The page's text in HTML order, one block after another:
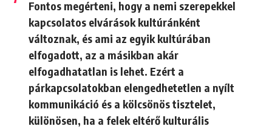
Fontos megérteni, hogy a nemi szerepekkel
kapcsolatos elvárások kultúránként
változnak, és ami az egyik kultúrában
elfogadott, az a másikban akár
elfogadhatatlan is lehet. Ezért a
párkapcsolatokban elengedhetetlen a nyílt
kommunikáció és a kölcsönös tisztelet,
különösen, ha a felek eltérő kulturális